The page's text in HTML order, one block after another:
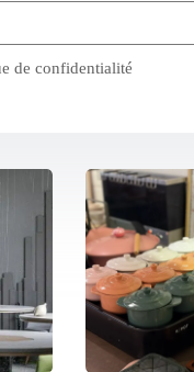
de confidentialité